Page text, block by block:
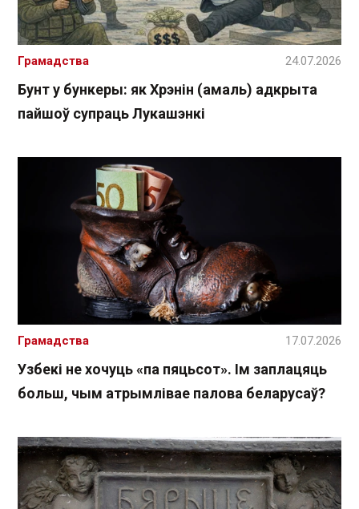
Бунт у бункеры: як Хрэнін (амаль) адкрыта
пайшоў супраць Лукашэнкі
Грамадства 24.07.2026
Узбекі не хочуць «па пяцьсот». Ім заплацяць
больш, чым атрымлівае палова беларусаў?
Грамадства 17.07.2026